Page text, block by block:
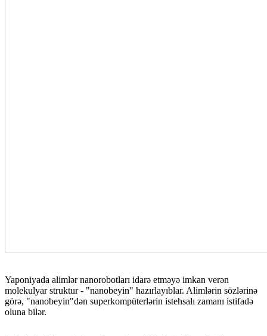
Yaponiyada alimlər nanorobotları idarə etməyə imkan verən
molekulyar struktur - "nanobeyin" hazırlayıblar. Alimlərin sözlərinə
görə, "nanobeyin"dən superkompüterlərin istehsalı zamanı istifadə
oluna bilər.